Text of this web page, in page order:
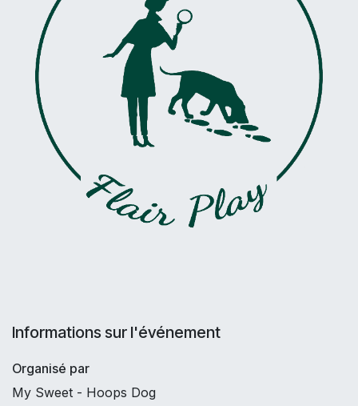
Informations sur l'événement
Organisé par
My Sweet - Hoops Dog